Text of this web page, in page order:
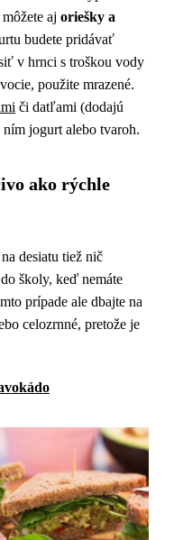
aj oriešky a
budete pridávať
v hrnci s troškou vody
použite mrazené.
či datľami (dodajú
jogurt alebo tvaroh.
ako rýchle
desiatu tiež nič
školy, keď nemáte
prípade ale dbajte na
celozrnné, pretože je